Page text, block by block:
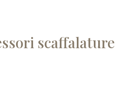
scaffalature